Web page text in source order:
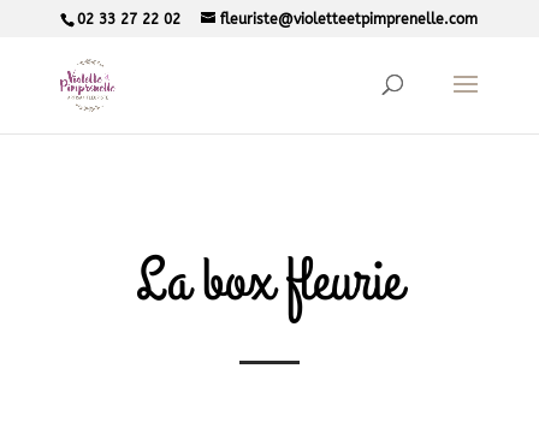
02 33 27 22 02 fleuriste@violetteetpimprenelle.com
La box fleurie